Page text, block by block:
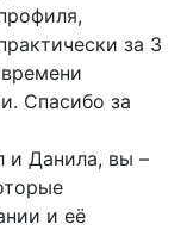
за 3
Спасибо за
и Данила, вы –
и её